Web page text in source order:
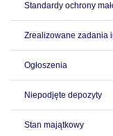
Standardy ochrony
Zrealizowane zadania
Ogłoszenia
Niepodjęte depozyty
Stan majątkowy